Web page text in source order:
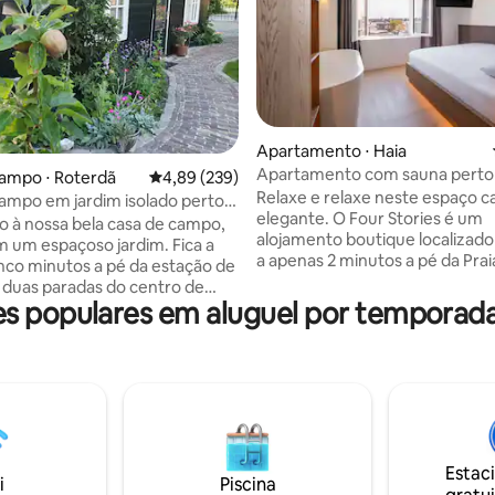
de 5, 48 avaliações
⋅ Roterdã 4,89 de uma avaliação média de 5, 239
4,89 (239)
em jardim isolado perto
Roterdã
à nossa bela casa de campo,
um espaçoso jardim. Fica a
minutos a pé da estação de
paradas do centro de
o lugar perfeito para explorar
seus arredores. A casa de
entre em contato conosco.
gratuitas disponíveis! /
Apartamento ⋅ Haia
Apartamento com sauna perto
Relaxe e relaxe neste espaço
elegante. O Four Stories é um
alojamento boutique localizado
a apenas 2 minutos a pé da
A propriedade é composta por
andares separados, cada um
acomodação oferece acesso
gratuito e acesso a uma sauna
uma banheira de
privativa, permitindo que você
populares em aluguel por
Piscina